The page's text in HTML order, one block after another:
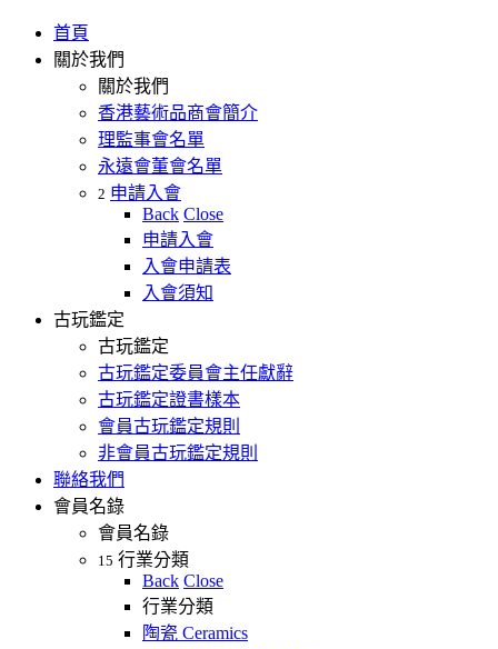
首頁
關於我們
關於我們
香港藝術品商會簡介
理監事會名單
永遠會董會名單
2 申請入會
Back Close
申請入會
入會申請表
入會須知
古玩鑑定
古玩鑑定
古玩鑑定委員會主任獻辭
古玩鑑定證書樣本
會員古玩鑑定規則
非會員古玩鑑定規則
聯絡我們
會員名錄
會員名錄
15 行業分類
Back Close
行業分類
陶瓷 Ceramics